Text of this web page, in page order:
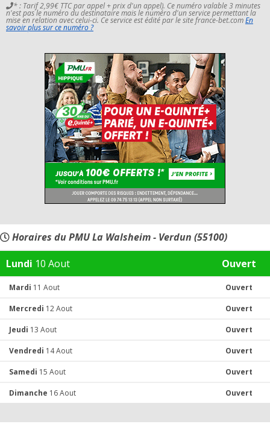
* : Tarif 2,99€ TTC par appel + prix d'un appel). Ce numéro valable 3 minutes
n'est pas le numéro du destinataire mais le numéro d'un service permettant la
mise en relation avec celui-ci. Ce service est édité par le site france-bet.comEn
savoir plus sur ce numéro ?
Horaires du PMU La Walsheim - Verdun (55100)
Lundi 10 Aout Ouvert
Mardi 11 Aout Ouvert
Mercredi 12 Aout Ouvert
Jeudi 13 Aout Ouvert
Vendredi 14 Aout Ouvert
Samedi 15 Aout Ouvert
Dimanche 16 Aout Ouvert